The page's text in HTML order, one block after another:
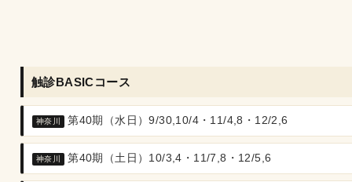
触診BASICコース
神奈川 第40期（水日）9/30,10/4・11/4,8・12/2,6
神奈川 第40期（土日）10/3,4・11/7,8・12/5,6